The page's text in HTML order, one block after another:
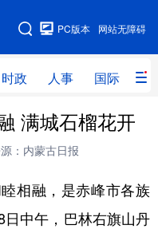
网站无障碍
PC版本
时政 人事 国际 财
时政 人事
网评
全球连线 教育
量子 体育
满城石榴花开
：内蒙古日报
相融，是赤峰市各族
中午，巴林右旗山丹